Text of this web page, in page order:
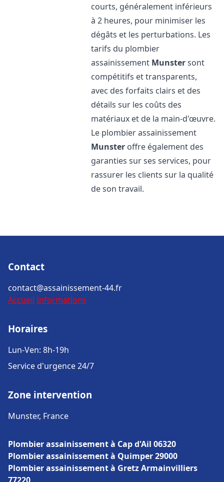
courts, généralement inférieurs
à 2 heures, pour minimiser les
dégâts et les perturbations. Les
tarifs du plombier
assainissement Munstersont
compétitifs et transparents,
avec des forfaits clairs et des
détails sur les coûts des
matériaux et de la main-d'œuvre.
Le plombier assainissement
Munster offre également des
garanties sur ses services, pour
rassurer les clients sur la qualité
de son travail.
Contact
contact@assainissement-44.fr
Accueil Informations
Horaires
Lun-Ven: 8h-19h
Service d'urgence 24/7
Zone intervention
Munster, France
Plombier assainissement à Cap d'Ail 06320
Plombier assainissement à Quimper 29000
Plombier assainissement à Gretz Armainvilliers